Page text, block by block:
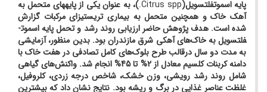
پایه اسموت­فلت­سویل(Citrus spp.)، به عنوان یکی از پایه­های متحمل به
آهک خاک و همچنین متحمل به بیماری تریستیزای مرکبات گزارش
شده است. هدف پژوهش حاضر ارزیابی روند رشد و تحمل پایه اسموت­
فلت­سویل به خاک‌های آهکی شرق مازندران بود. بدین منظور، آزمایشی
به مدت دو سال درقالب طرح بلوک‌های کامل تصادفی در هفت خاک با
دامنه کربنات کلسیم معادل از 2% تا 45% انجام شد. واکنش‌های گیاهی
شامل روند رشد رویشی، وزن خشک، شاخص‌ درجه زردی، کلروفیل،
غلظت عناصر غذایی در برگ و ریشه بود. نتایج نشان داد که بیشترین